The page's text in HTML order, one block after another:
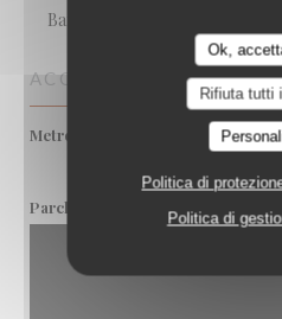
Ok,
Rifiuta tutti
Politica di
Politica di
Bancomat
ACCESSO
Metro
Parcheggio